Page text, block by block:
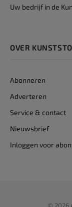
Uw bedrijf in de
OVER
Abonneren
Adverteren
Service & contact
Nieuwsbrief
Inloggen voor